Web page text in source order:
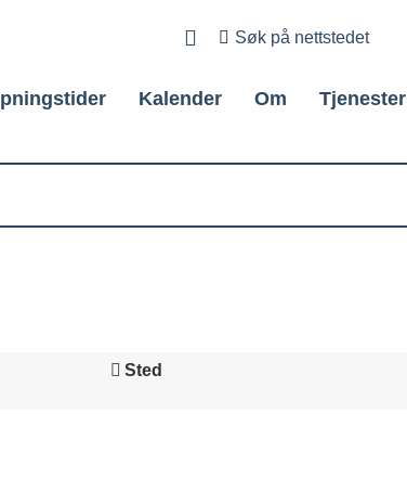
Søk
Kalender Om Tjenester
Sted